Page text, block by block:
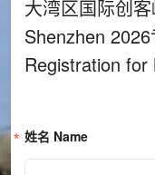
大湾区国际创
Shenzhen
Registration for
姓名 Name